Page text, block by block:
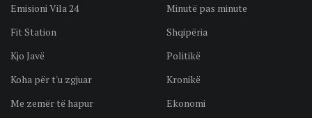
Emisioni Vila 24
Fit Station
Kjo Javë
Koha për t'u zgjuar
Me zemër të hapur
Minutë pas minute
Shqipëria
Politikë
Kronikë
Ekonomi